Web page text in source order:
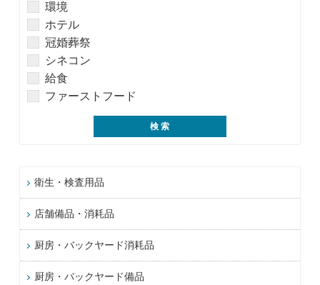
環境
ホテル
冠婚葬祭
シネコン
給食
ファーストフード
衛生・検査用品
店舗備品・消耗品
厨房・バックヤード消耗品
厨房・バックヤード備品